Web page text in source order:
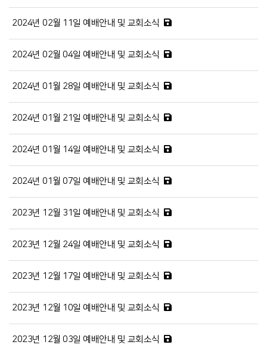
2024년 02월 11일 예배안내 및 교회소식
2024년 02월 04일 예배안내 및 교회소식
2024년 01월 28일 예배안내 및 교회소식
2024년 01월 21일 예배안내 및 교회소식
2024년 01월 14일 예배안내 및 교회소식
2024년 01월 07일 예배안내 및 교회소식
2023년 12월 31일 예배안내 및 교회소식
2023년 12월 24일 예배안내 및 교회소식
2023년 12월 17일 예배안내 및 교회소식
2023년 12월 10일 예배안내 및 교회소식
2023년 12월 03일 예배안내 및 교회소식